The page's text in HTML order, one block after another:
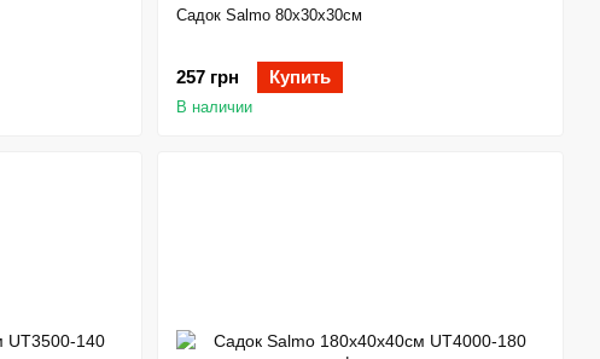
Садок Salmo 80х30х30см
257 грн Купить
В наличии